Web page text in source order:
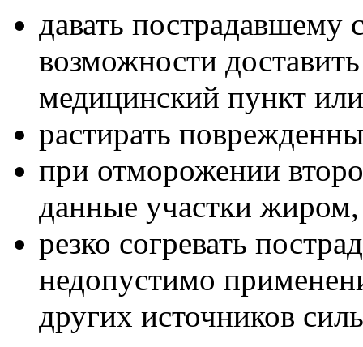
давать пострадавшему
возможности
медицинский пункт
растирать
при отморожении
данные участки
резко согревать
недопустимо
других источников